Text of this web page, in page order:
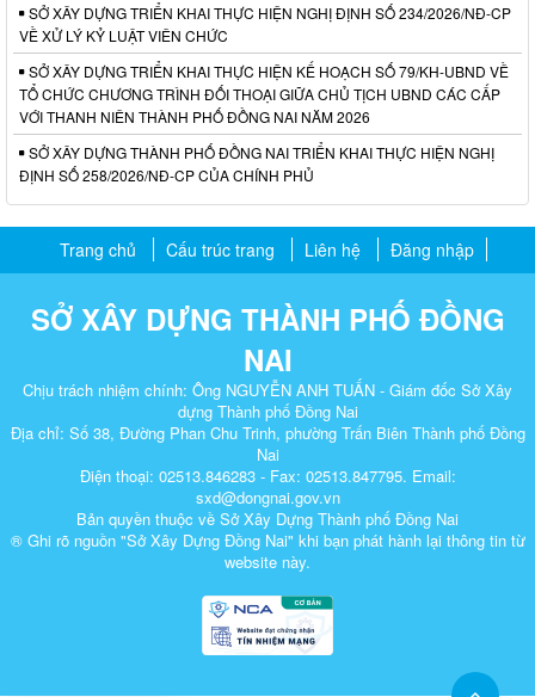
SỞ XÂY DỰNG TRIỂN KHAI THỰC HIỆN NGHỊ ĐỊNH SỐ 234/2026/NĐ-CP
VỀ XỬ LÝ KỶ LUẬT VIÊN CHỨC
SỞ XÂY DỰNG TRIỂN KHAI THỰC HIỆN KẾ HOẠCH SỐ 79/KH-UBND VỀ
TỔ CHỨC CHƯƠNG TRÌNH ĐỐI THOẠI GIỮA CHỦ TỊCH UBND CÁC CẤP
VỚI THANH NIÊN THÀNH PHỐ ĐỒNG NAI NĂM 2026
SỞ XÂY DỰNG THÀNH PHỐ ĐỒNG NAI TRIỂN KHAI THỰC HIỆN NGHỊ
ĐỊNH SỐ 258/2026/NĐ-CP CỦA CHÍNH PHỦ
Trang chủ Cấu trúc trang Liên hệ Đăng nhập
SỞ XÂY DỰNG THÀNH PHỐ ĐỒNG
NAI
Chịu trách nhiệm chính: Ông NGUYỄN ANH TUẤN - Giám đốc Sở Xây
dựng Thành phố Đồng Nai
Địa chỉ: Số 38, Đường Phan Chu Trinh, phường Trấn Biên Thành phố Đồng
Nai
Điện thoại: 02513.846283 - Fax: 02513.847795. Email:
sxd@dongnai.gov.vn
Bản quyền thuộc về Sở Xây Dựng Thành phố Đồng Nai
® Ghi rõ nguồn "Sở Xây Dựng Đồng Nai" khi bạn phát hành lại thông tin từ
website này.​